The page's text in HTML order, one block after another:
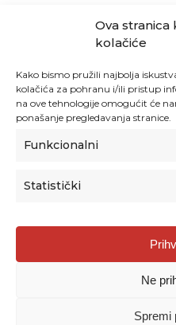
Ova stranica
kolačiće
Kako bismo pružili najbolja
kolačića za pohranu i/ili pristup
na ove tehnologije omogućit će
ponašanje pregledavanja stranice.
Funkcionalni
Statistički
Ne
Spremi
Agencija za odgoj i
Donje Svetice 38, 10000
1778129